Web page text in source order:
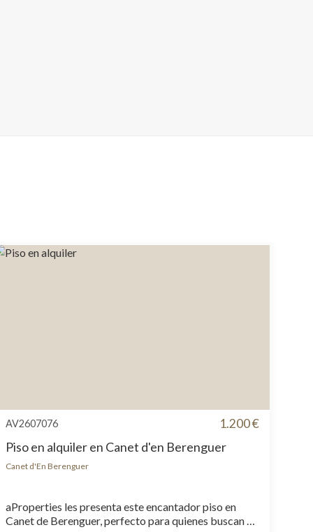
AV2607076 1.200 €
Piso en alquiler en Canet d'en Berenguer
Canet d'En Berenguer
aProperties les presenta este encantador piso en
Canet de Berenguer, perfecto para quienes buscan un